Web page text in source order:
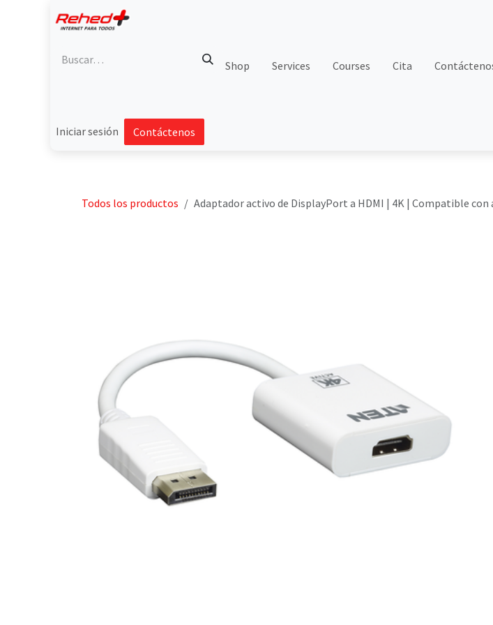
Shop Services Courses Cita
Iniciar sesión Contáctenos
Todos los productos Adaptador activo de DisplayPort a HDMI | 4K | Compatible con